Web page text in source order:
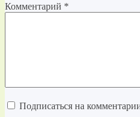
Комментарий *
Подписаться на